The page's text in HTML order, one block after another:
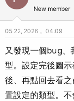
New member
05 22, 2026， 04:09
又發現一個bug、
型。設定完後圖
後、再點回去看
置設定的類型。